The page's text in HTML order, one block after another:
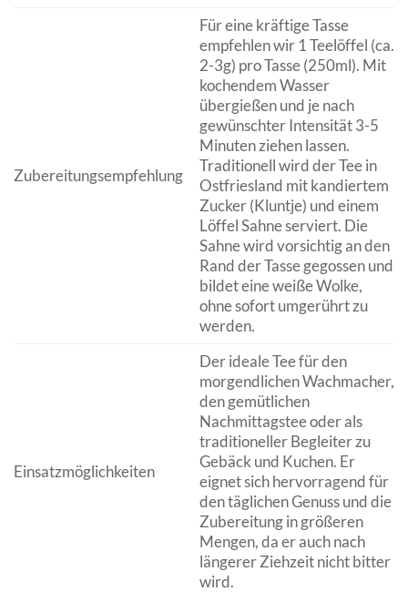
Zubereitungsempfehlung
Für eine kräftige Tasse
empfehlen wir 1 Teelöffel (ca.
2-3g) pro Tasse (250ml). Mit
kochendem Wasser
übergießen und je nach
gewünschter Intensität 3-5
Minuten ziehen lassen.
Traditionell wird der Tee in
Ostfriesland mit kandiertem
Zucker (Kluntje) und einem
Löffel Sahne serviert. Die
Sahne wird vorsichtig an den
Rand der Tasse gegossen und
bildet eine weiße Wolke,
ohne sofort umgerührt zu
werden.
Einsatzmöglichkeiten
Der ideale Tee für den
morgendlichen Wachmacher,
den gemütlichen
Nachmittagstee oder als
traditioneller Begleiter zu
Gebäck und Kuchen. Er
eignet sich hervorragend für
den täglichen Genuss und die
Zubereitung in größeren
Mengen, da er auch nach
längerer Ziehzeit nicht bitter
wird.